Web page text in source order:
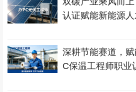
认证赋能新能源
深耕节能赛道，
C保温工程师职业